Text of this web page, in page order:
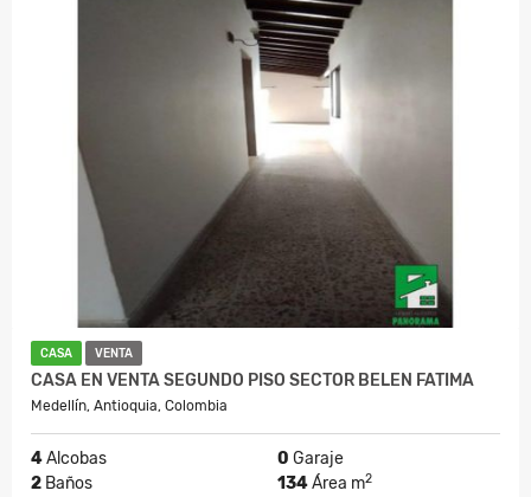
CASA VENTA
CASA EN VENTA SEGUNDO PISO SECTOR BELEN FATIMA
Medellín, Antioquia, Colombia
4Alcobas 0 Garaje
2 Baños 134Área m2